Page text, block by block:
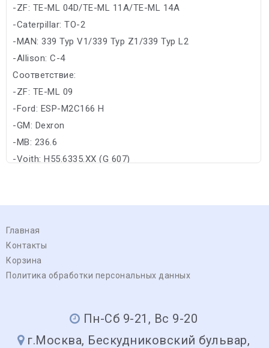
-ZF: TE-ML 04D/TE-ML 11A/TE-ML 14A
-Caterpillar: TO-2
-MAN: 339 Typ V1/339 Typ Z1/339 Typ L2
-Allison: C-4
Соответствие:
-ZF: TE-ML 09
-Ford: ESP-M2C166 H
-GM: Dexron
-MB: 236.6
-Voith: H55.6335.XX (G 607)
Главная
Контакты
Корзина
Политика обработки персональных данных
Пн-Сб 9-21, Вс 9-20
г.Москва, Бескудниковский бульвар,